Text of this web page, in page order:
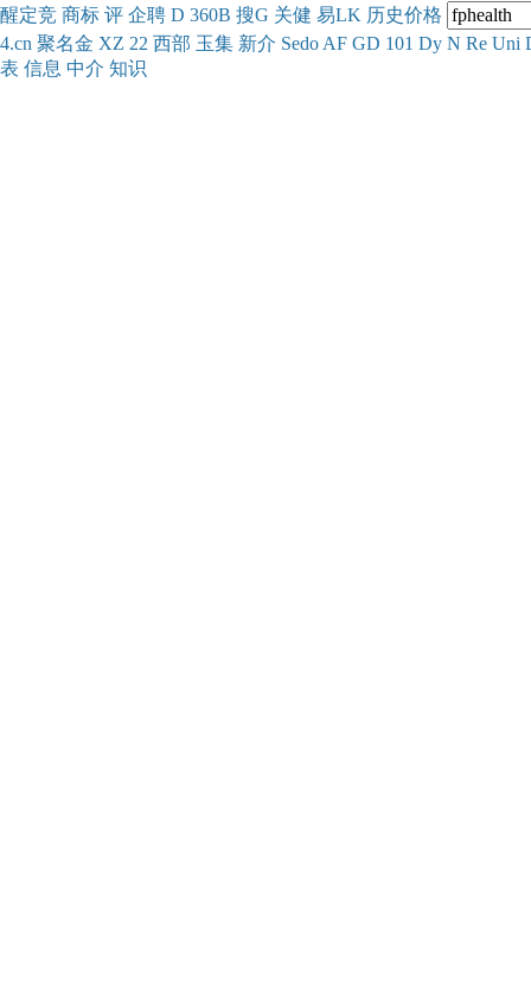
醒定竞 商标 评 企聘 D 360B 搜G 关健 易LK 历史价格
4.cn 聚名金 XZ 22 西部 玉集 新介 Sedo AF GD 101 Dy N Re Uni
表 信息 中介 知识